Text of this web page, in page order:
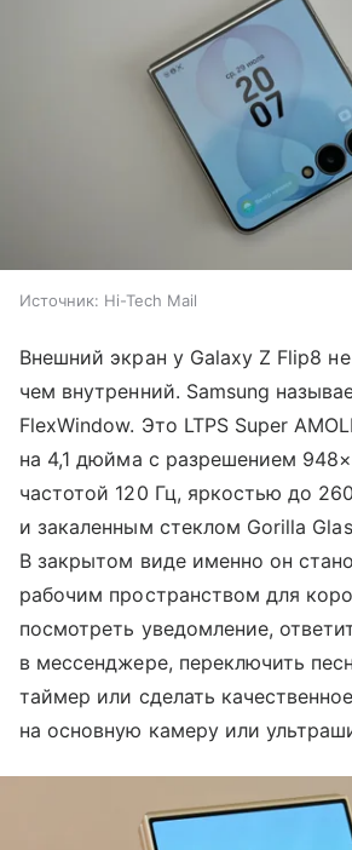
Источник: Hi-Tech Mail
Внешний экран у Galaxy Z Flip8
чем внутренний. Samsung
FlexWindow. Это LTPS Super
на 4,1 дюйма с разрешением
частотой 120 Гц, яркостью до
и закаленным стеклом Gorilla
В закрытом виде именно он
рабочим пространством для
посмотреть уведомление,
в мессенджере, переключить
таймер или сделать
на основную камеру или